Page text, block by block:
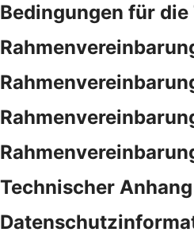
Bedingungen für
Technischer